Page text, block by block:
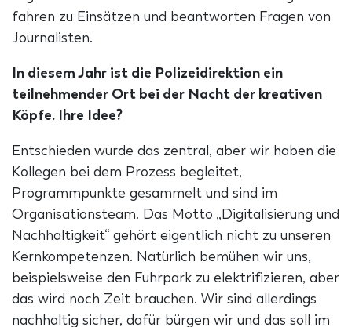
fahren zu Einsätzen und beantworten Fragen von
Journalisten.
In diesem Jahr ist die Polizeidirektion ein
teilnehmender Ort bei der Nacht der kreativen
Köpfe. Ihre Idee?
Entschieden wurde das zentral, aber wir haben die
Kollegen bei dem Prozess begleitet,
Programmpunkte gesammelt und sind im
Organisationsteam. Das Motto „Digitalisierung und
Nachhaltigkeit“ gehört eigentlich nicht zu unseren
Kernkompetenzen. Natürlich bemühen wir uns,
beispielsweise den Fuhrpark zu elektrifizieren, aber
das wird noch Zeit brauchen. Wir sind allerdings
nachhaltig sicher, dafür bürgen wir und das soll im